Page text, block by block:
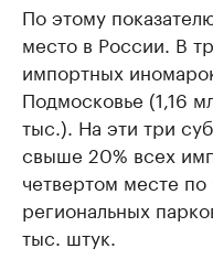
По этому
место в России. В
импортных
Подмосковье (1,16
тыс.). На эти три
свыше 20% всех
четвертом месте
региональных
тыс. штук.